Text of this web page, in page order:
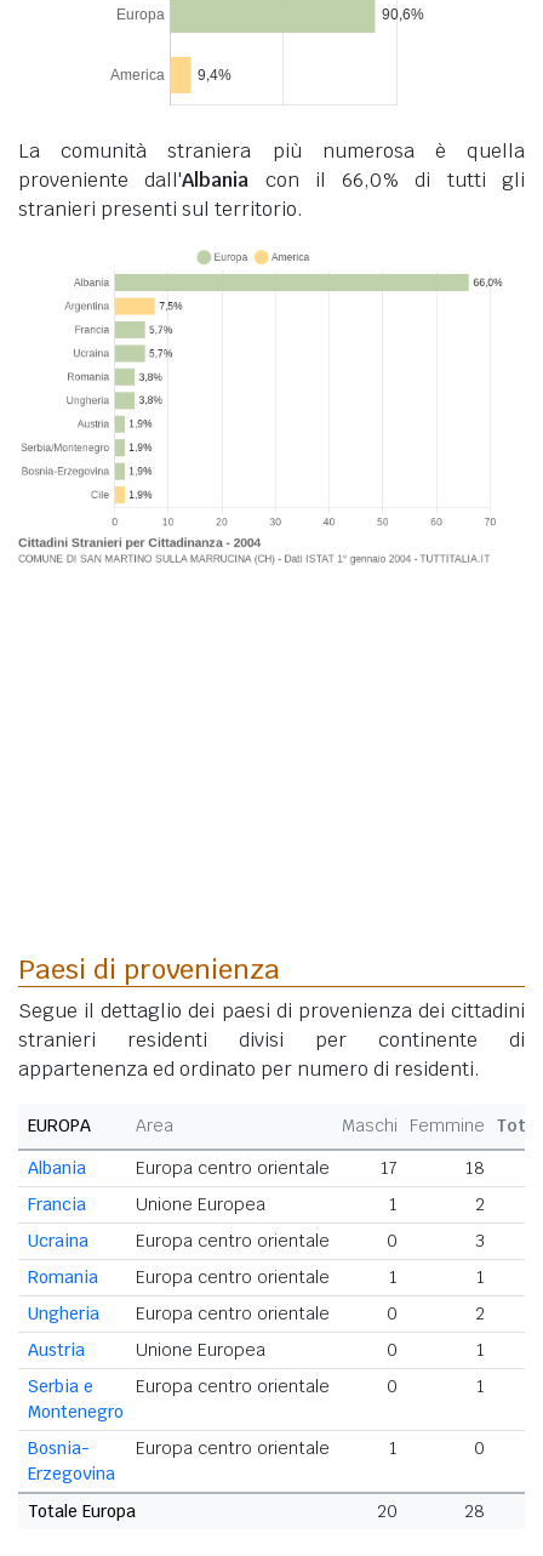
La comunità straniera più numerosa è quella
proveniente dall'Albania con il 66,0% di tutti gli
stranieri presenti sul territorio.
Paesi di provenienza
Segue il dettaglio dei paesi di provenienza dei cittadini
stranieri residenti divisi per continente di
appartenenza ed ordinato per numero di residenti.
EUROPA Area Maschi Femmine
Albania
Europa centro orientale 17 18
Francia
Unione Europea 1 2
Ucraina
Europa centro orientale 0 3
Romania
Europa centro orientale 1 1
Ungheria
Europa centro orientale 0 2
Austria
Unione Europea 0
1
Serbia e
Montenegro
Europa centro orientale 0 1
Bosnia-
Erzegovina
Europa centro orientale 1 0
Totale Europa 20 28